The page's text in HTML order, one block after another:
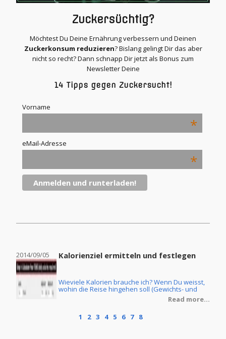
Zuckersüchtig?
Möchtest Du Deine Ernährung verbessern und Deinen
Zuckerkonsum reduzieren? Bislang gelingt Dir das aber
nicht so recht? Dann schnapp Dir jetzt als Bonus zum
Newsletter Deine
14 Tipps gegen Zuckersucht!
Vorname
*
eMail-Adresse
*
2014/09/05 Kalorienziel ermitteln und festlegen
Wieviele Kalorien brauche ich? Wenn Du weisst,
wohin die Reise hingehen soll (Gewichts- und
Körperfettreduzierung oder Masseaufbau) und
Du ebenfalls die Ernährungsform Deiner Wahl
Frage, wie Du denn Dein individuelles
Read more...
1 2 3 4 5 6 7 8